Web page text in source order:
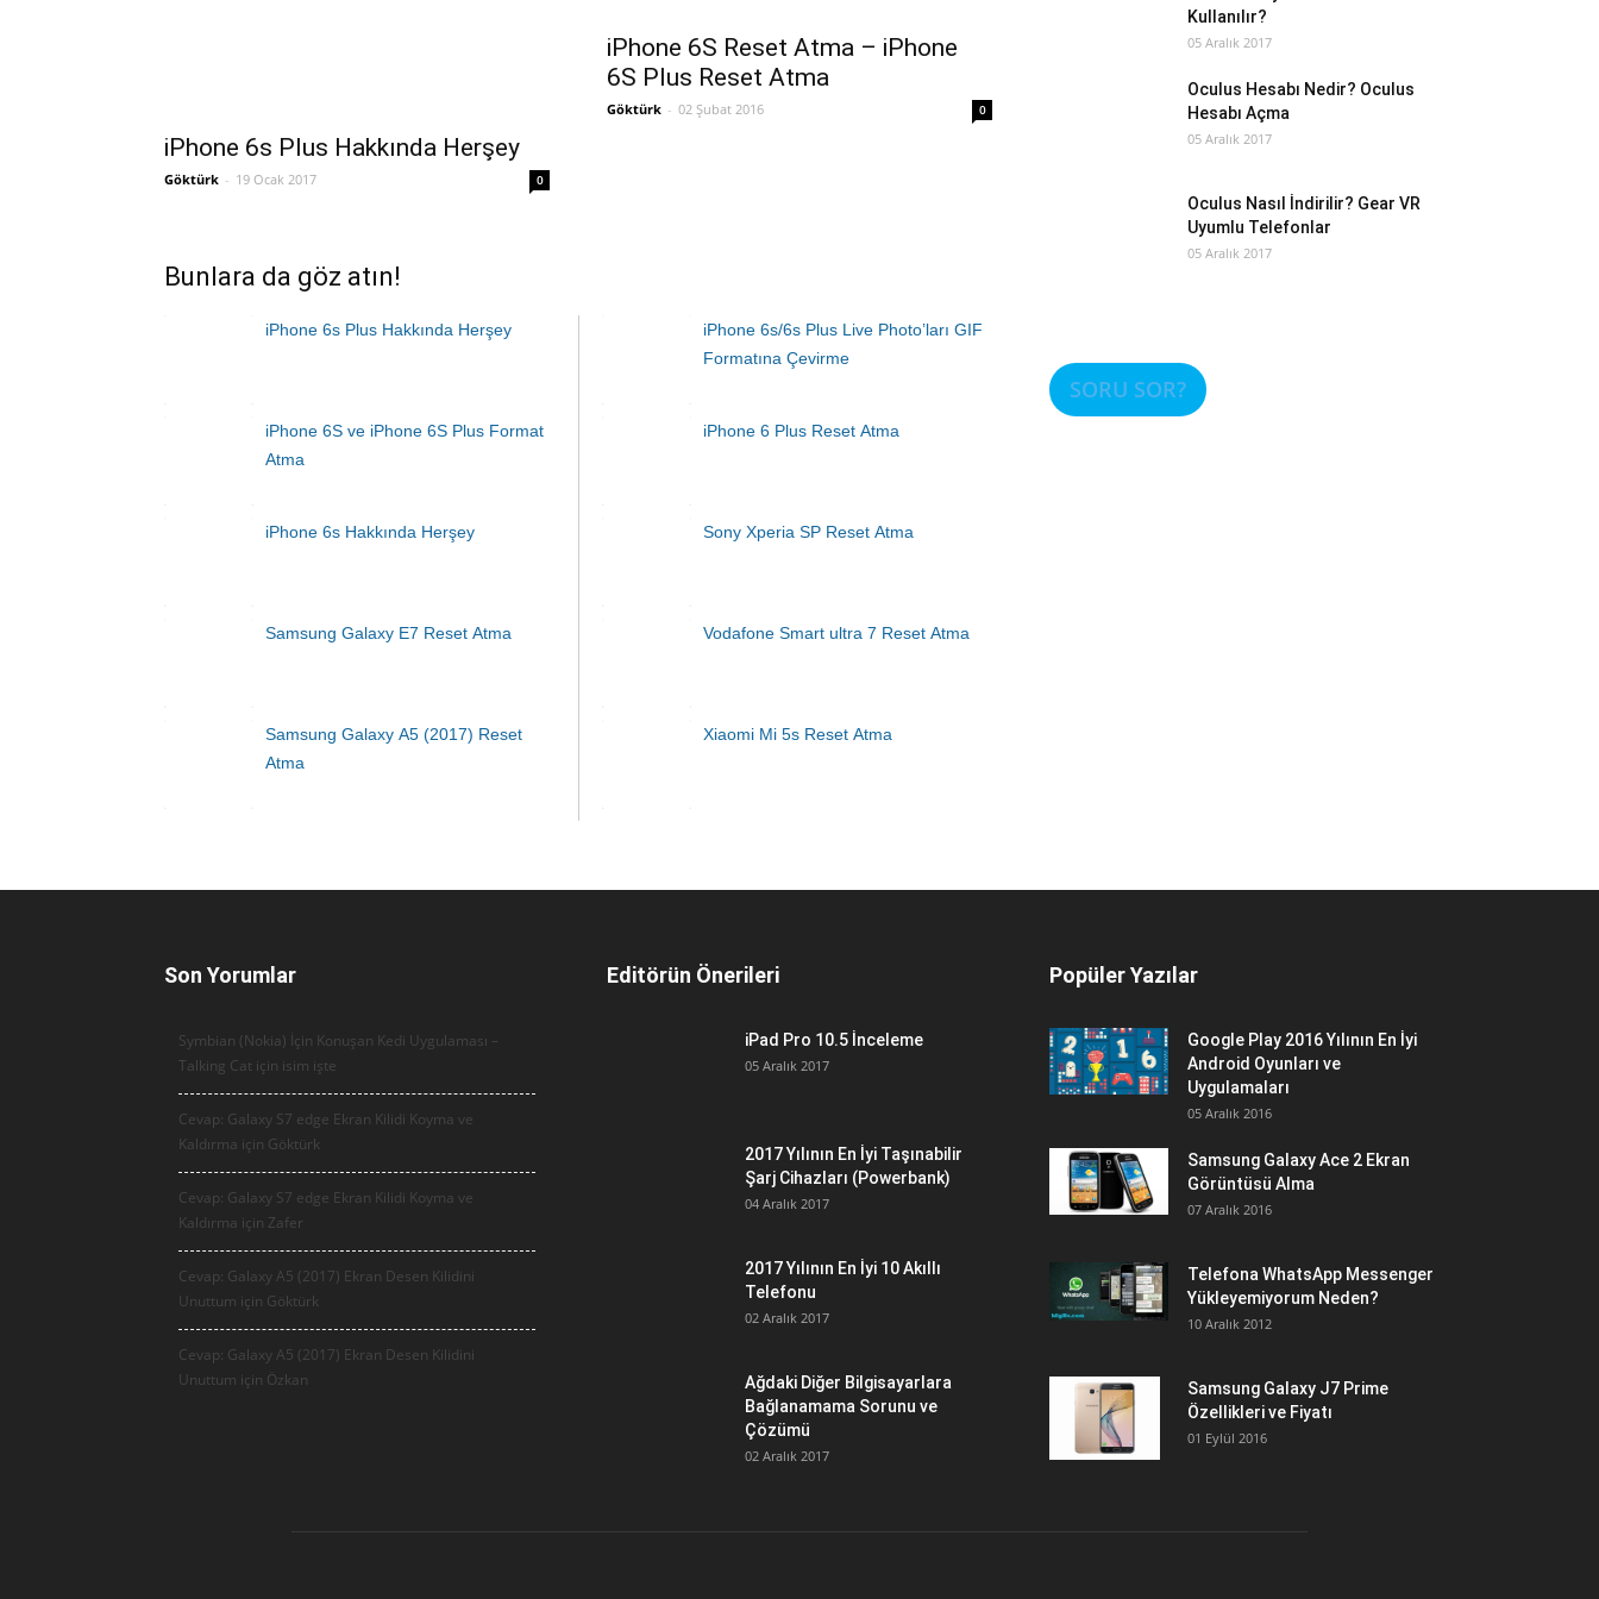
iPhone 6s Plus Hakkında Herşey
Göktürk - 19 Ocak 2017 0
iPhone 6S Reset Atma – iPhone
6S Plus Reset Atma
Göktürk - 02 Şubat 2016 0
Bunlara da göz atın!
iPhone 6s Plus Hakkında Herşey
iPhone 6S ve iPhone 6S Plus Format
Atma
iPhone 6s Hakkında Herşey
Samsung Galaxy E7 Reset Atma
Samsung Galaxy A5 (2017) Reset
Atma
iPhone 6s/6s Plus Live Photo’ları GIF
Formatına Çevirme
iPhone 6 Plus Reset Atma
Sony Xperia SP Reset Atma
Vodafone Smart ultra 7 Reset Atma
Xiaomi Mi 5s Reset Atma
Kullanılır?
05 Aralık 2017
Oculus Hesabı Nedir? Oculus
Hesabı Açma
05 Aralık 2017
Oculus Nasıl İndirilir? Gear VR
Uyumlu Telefonlar
05 Aralık 2017
SORU SOR?
Son Yorumlar
Symbian (Nokia) İçin Konuşan Kedi Uygulaması –
Talking Cat için isim işte
Cevap: Galaxy S7 edge Ekran Kilidi Koyma ve
Kaldırma için Göktürk
Cevap: Galaxy S7 edge Ekran Kilidi Koyma ve
Kaldırma için Zafer
Cevap: Galaxy A5 (2017) Ekran Desen Kilidini
Unuttum için Göktürk
Cevap: Galaxy A5 (2017) Ekran Desen Kilidini
Unuttum için Özkan
Editörün Önerileri
iPad Pro 10.5 İnceleme
05 Aralık 2017
2017 Yılının En İyi Taşınabilir
Şarj Cihazları (Powerbank)
04 Aralık 2017
2017 Yılının En İyi 10 Akıllı
Telefonu
02 Aralık 2017
Ağdaki Diğer Bilgisayarlara
Bağlanamama Sorunu ve
Çözümü
02 Aralık 2017
Popüler Yazılar
Google Play 2016 Yılının En İyi
Android Oyunları ve
Uygulamaları
05 Aralık 2016
Samsung Galaxy Ace 2 Ekran
Görüntüsü Alma
07 Aralık 2016
Telefona WhatsApp Messenger
Yükleyemiyorum Neden?
10 Aralık 2012
Samsung Galaxy J7 Prime
Özellikleri ve Fiyatı
01 Eylül 2016